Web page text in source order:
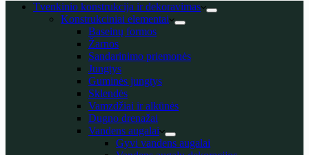
Tvenkinio konstrukcija ir dekoravimas
Konstrukciniai elementai
Baseinų formos
Žarnos
Sandarinimo priemonės
Jungtys
Guminės jungtys
Sklendės
Vamzdžiai ir alkūnės
Dugno drenažai
Vandens augalai
Gyvi vandens augalai